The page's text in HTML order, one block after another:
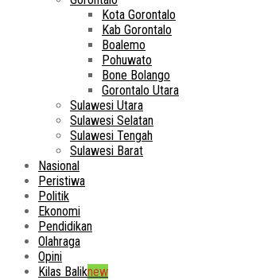
Kota Gorontalo
Kab Gorontalo
Boalemo
Pohuwato
Bone Bolango
Gorontalo Utara
Sulawesi Utara
Sulawesi Selatan
Sulawesi Tengah
Sulawesi Barat
Nasional
Peristiwa
Politik
Ekonomi
Pendidikan
Olahraga
Opini
Kilas Baliknew